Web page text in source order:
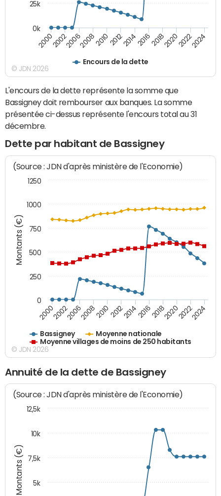
Encours de la dette
200020022006200820102012201420162018202020222024
0k
25k
© JDN 2026
L'encours de la dette représente la somme que
Bassigney doit rembourser aux banques. La somme
présentée ci-dessus représente l'encours total au 31
décembre.
Dette par habitant de Bassigney
Montants (€)
(Source : JDN d'après ministère de l'Economie)
Bassigney
Moyenne nationale
Moyenne villages de moins de 250 habitants
200020022006200820102012201420162018202020222024
0
250
500
750
1000
1250
© JDN 2026
Annuité de la dette de Bassigney
Montants (€)
(Source : JDN d'après ministère de l'Economie)
5k
7,5k
10k
12,5k